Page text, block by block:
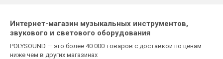
Интернет-магазин музыкальных инструментов,
звукового и светового оборудования
POLYSOUND — это более 40 000 товаров с доставкой по ценам
ниже чем в других магазинах